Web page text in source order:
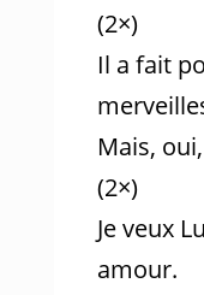
(2×)
Il a fait
Mais,
(2×)
Je veux
amour.